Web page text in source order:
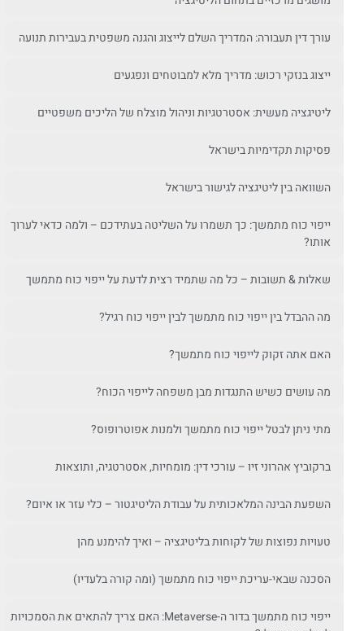
עורך דין תעבורה: המדריך השלם לייצוג והגנה משפטית בעבירות תנועה
ייצוג בנזקי רכוש: מדריך מלא למבוטחים ונפגעים
ליטיגציה מעשית: אסטרטגיות וניהול מוצלח של הליכים משפטיים
פסיקות תקדימיות בישראל
השוואה בין ליטיגציה לגישור בישראל
ייפוי כוח מתמשך: כך תשמרו על השליטה בעתידכם – ולמה כדאי לערוך
אותו?
שאלות & תשובות – כל מה שתמיד רצית לדעת על ייפוי כוח מתמשך
מה ההבדל בין ייפוי כוח מתמשך לבין ייפוי כוח רגיל?
האם אתה זקוק לייפוי כוח מתמשך?
מה עושים כשיש התנגדות מבן משפחה לייפוי הכוח?
מתי ניתן לבטל ייפוי כוח מתמשך ולמנות אפוטרופוס?
ברקוביץ אהרוני זיו – עורכי דין: מומחיות, אסטרטגיה, ותוצאות
השפעת הבינה המלאכותית על עבודת הליטיגטור – כלי עזר או איום?
טעויות נפוצות של לקוחות בליטיגציה – ואיך להימנע מהן
הסכנה שבאי-עריכת ייפוי כוח מתמשך (ומה קורה בלעדיו)
ייפוי כוח מתמשך בדור ה-Metaverse: האם צריך להתאים את הסמכויות